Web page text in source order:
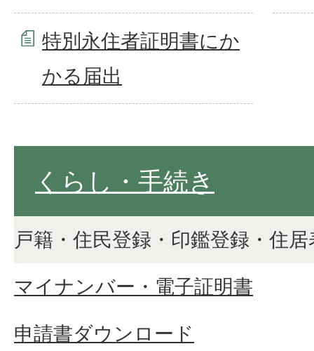
特別永住者証明書にか
かる届出
くらし・手続き
戸籍・住民登録・印鑑登録・住
マイナンバー・電子証明書
申請書ダウンロード